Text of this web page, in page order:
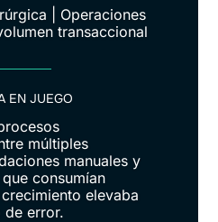
| Operaciones
transaccional
EN JUEGO
múltiples
manuales y
consumían
elevaba
de error.